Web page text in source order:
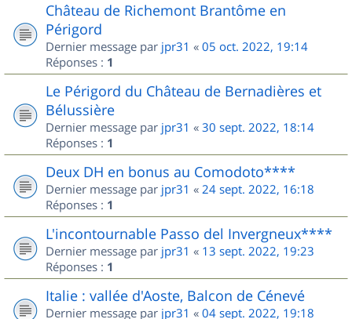
Château de Richemont Brantôme en
Périgord
Dernier message par jpr31 « 05 oct. 2022, 19:14
Réponses : 1
Le Périgord du Château de Bernadières et
Bélussière
Dernier message par jpr31 « 30 sept. 2022, 18:14
Réponses : 1
Deux DH en bonus au Comodoto****
Dernier message par jpr31 « 24 sept. 2022, 16:18
Réponses : 1
L'incontournable Passo del Invergneux****
Dernier message par jpr31 « 13 sept. 2022, 19:23
Réponses : 1
Italie : vallée d'Aoste, Balcon de Cénevé
Dernier message par jpr31 « 04 sept. 2022, 19:18